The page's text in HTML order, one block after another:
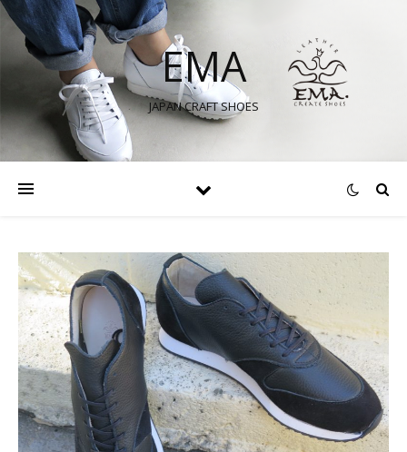
EMA
JAPAN CRAFT SHOES
で表示で表示
で表示で表示